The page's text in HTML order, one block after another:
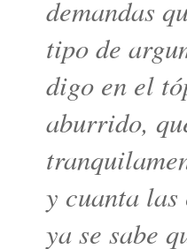
demandas
tipo de
digo en el
aburrido,
y cuanta las
ya se sabe